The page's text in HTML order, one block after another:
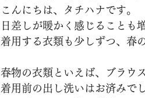
こんにちは、タチハナです。
日差しが暖かく感じることも
着用する衣類も少しずつ、春
春物の衣類といえば、ブラウ
着用前の出し洗いはお済みで